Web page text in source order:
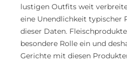
lustigen Outfits weit
eine Unendlichkeit typischer
dieser Daten.
besondere Rolle ein und
Gerichte mit diesen